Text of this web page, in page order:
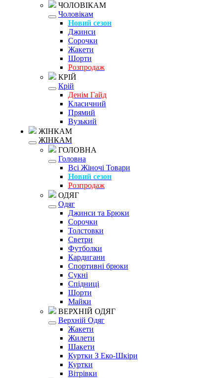
ЧОЛОВІКАМ
Чоловікам
Новий сезон
Джинси
Сорочки
Жакети
Шорти
Розпродаж
КРІЙ
Крій
Денім Гайд
Класичний
Прямий
Вузький
ЖІНКАМ
ЖІНКАМ
ГОЛОВНА
Головна
Всі Жіночі Товари
Новий сезон
Розпродаж
ОДЯГ
Одяг
Джинси та Брюки
Сорочки
Толстовки
Светри
Футболки
Кардигани
Спортивні брюки
Сукні
Спідниці
Шорти
Майки
ВЕРХНІЙ ОДЯГ
Верхній Одяг
Жакети
Жилети
Шакети
Куртки З Еко-Шкіри
Куртки
Вітрівки